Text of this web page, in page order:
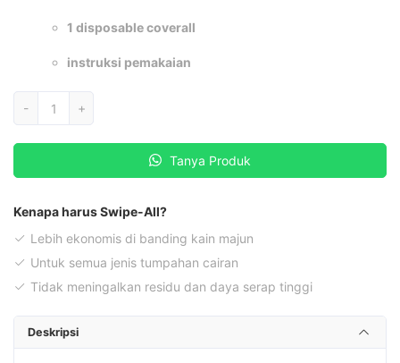
1 disposable coverall
instruksi pemakaian
-
Spill
Kit
Liter
+
Tanya Produk
Kenapa harus Swipe-All?
Lebih ekonomis di banding kain majun
Untuk semua jenis tumpahan cairan
Tidak meningalkan residu dan daya serap tinggi
Deskripsi